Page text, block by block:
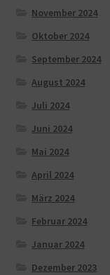
November 2024
Oktober 2024
September 2024
August 2024
Juli 2024
Juni 2024
Mai 2024
April 2024
März 2024
Februar 2024
Januar 2024
Dezember 2023